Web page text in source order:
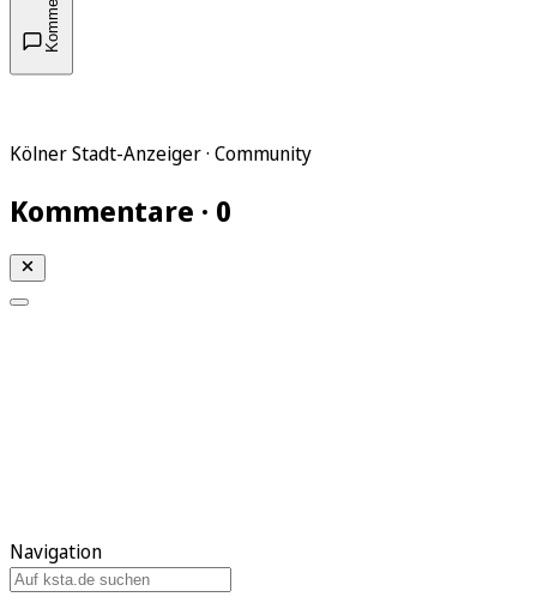
Kölner Stadt-Anzeiger · Community
Kommentare · 0
Navigation